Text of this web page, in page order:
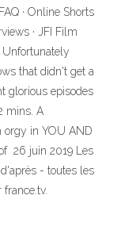
· Online Shorts
· JFI Film
that didn't get a
glorious episodes
mins. A
orgy in YOU AND
26 juin 2019 Les
- toutes les